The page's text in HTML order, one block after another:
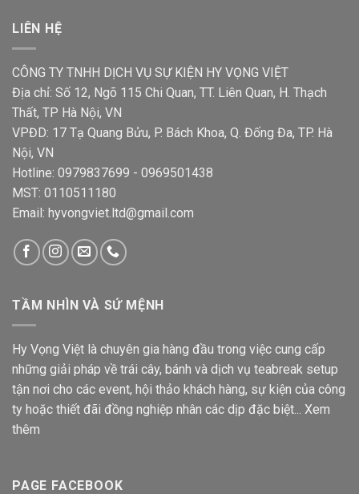
LIÊN HỆ
CÔNG TY TNHH DỊCH VỤ SỰ KIỆN HY VỌNG VIỆT
Địa chỉ: Số 12, Ngõ 115 Chi Quan, TT. Liên Quan, H. Thạch
Thất, TP Hà Nội, VN
VPĐD: 17 Tạ Quang Bửu, P. Bách Khoa, Q. Đống Đa, TP. Hà
Nội, VN
Hotline: 0979837699 - 0969501438
MST: 0110511180
Email: hyvongviet.ltd@gmail.com
TẦM NHÌN VÀ SỨ MỆNH
Hy Vọng Việt là chuyên gia hàng đầu trong việc cung cấp
những giải pháp về trái cây, bánh và dịch vụ teabreak setup
tận nơi cho các event, hội thảo khách hàng, sự kiện của công
ty hoặc thiết đãi đồng nghiệp nhân các dịp đặc biệt... Xem
thêm
PAGE FACEBOOK